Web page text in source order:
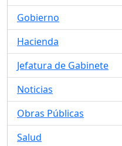
Gobierno
Hacienda
Jefatura de Gabinete
Noticias
Obras Públicas
Salud